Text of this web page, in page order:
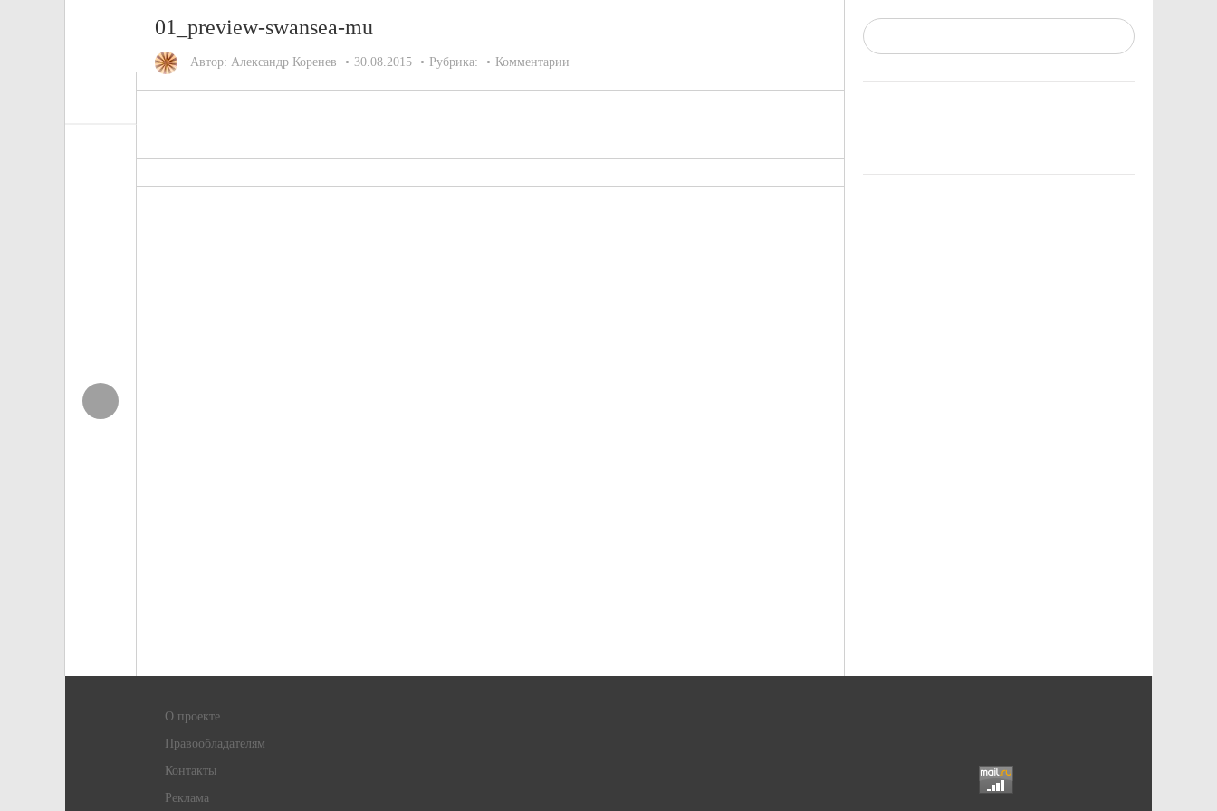
01_preview-swansea-mu
Автор: Александр Коренев 30.08.2015 Рубрика: Комментарии
О проекте
Правообладателям
Контакты
Реклама